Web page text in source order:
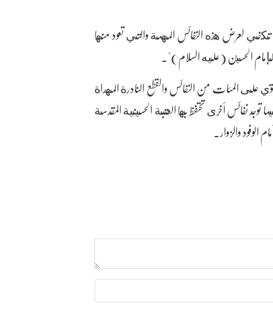
متر مربع وهذه المساحة تكفي لعرض هذه النفائس المهمة والتي تعود منها
الحسين (عليه السلام)".
على المئات من النفائس والقطع النادرة المهداة
نفائس أخرى تحتفظ بها العتبة الحسينية المقدسة
والزوار.